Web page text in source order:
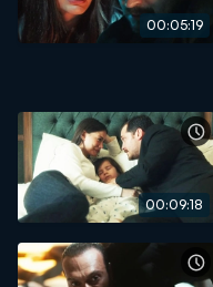
00:05:19
00:09:18